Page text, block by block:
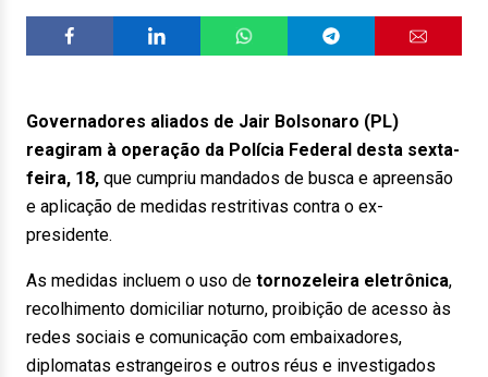
Governadores aliados de Jair Bolsonaro (PL)
reagiram à operação da Polícia Federal desta sexta-
feira, 18, que cumpriu mandados de busca e apreensão
e aplicação de medidas restritivas contra o ex-
presidente.
As medidas incluem o uso de tornozeleira eletrônica,
recolhimento domiciliar noturno, proibição de acesso às
redes sociais e comunicação com embaixadores,
diplomatas estrangeiros e outros réus e investigados